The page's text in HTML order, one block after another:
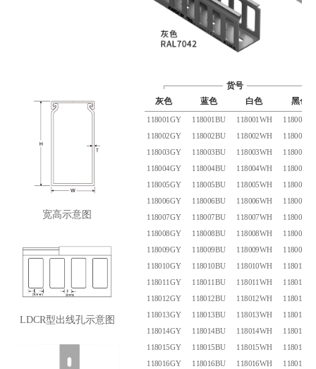
宽高示意图
LDCR型出线孔示意图
货号
灰色
蓝色 白色 黑色
118001GY 118001BU 118001WH
118001BK
118002GY
118002BU 118002WH
118002BK
118003GY
118003BU 118003WH
118003BK
118004GY
118004BU 118004WH
118004BK
118005GY
118005BU 118005WH
118005BK
118006GY
118006BU 118006WH
118006BK
118007GY
118007BU 118007WH
118007BK
118008GY
118008BU 118008WH
118008BK
118009GY
118009BU 118009WH
118009BK
118010GY
118010BU 118010WH
118010BK
118011GY
118011BU 118011WH
118011BK
118012GY
118012BU 118012WH
118012BK
118013GY
118013BU 118013WH
118013BK
118014GY
118014BU 118014WH
118014BK
118015GY
118015BU 118015WH
118015BK
118016GY
118016BU 118016WH
118016BK